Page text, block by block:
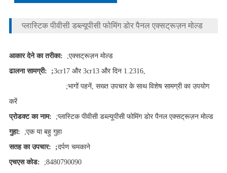
प्लास्टिक पीवीसी डब्ल्यूपीसी फोमिंग डोर पैनल एक्सट्रूज़न मोल्ड
आकार देने का तरीका: ;एक्सट्रूज़न मोल्ड
ढालना सामग्री: ;3cr17 और 3cr13 और दिन 1.2316,
;भागों पहनें, सख्त उपचार के साथ विशेष सामग्री का उपयोग
करें
प्रोडक्ट का नाम: ;प्लास्टिक पीवीसी डब्ल्यूपीसी फोमिंग डोर पैनल एक्सट्रूज़न मोल्ड
गुहा: ;एक या बहु गुहा
सतह का उपचार: ;दर्पण चमकाने
एचएस कोड: ;8480790090